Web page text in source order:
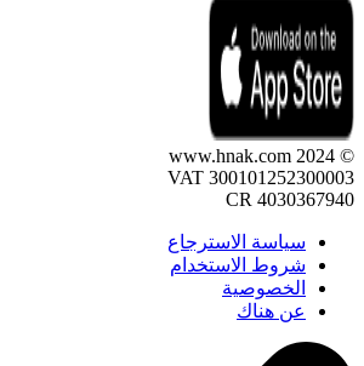
© 2024 www.hnak.com
VAT 300101252300003
CR 4030367940
سياسة الاسترجاع
شروط الاستخدام
الخصوصية
عن هناك